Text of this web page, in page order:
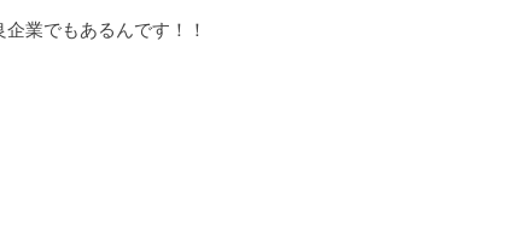
業でもあるんです！！